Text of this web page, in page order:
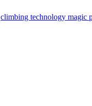
climbing technology magic